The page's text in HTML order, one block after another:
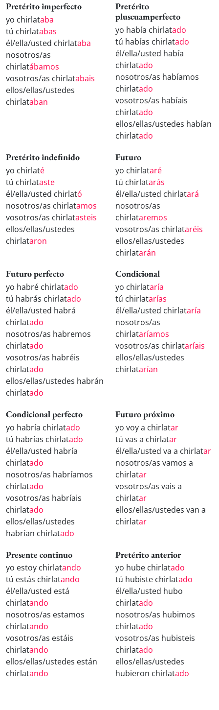
Pretérito imperfecto
yo chirlataba
tú chirlatabas
él/ella/usted chirlataba
nosotros/as
chirlatábamos
vosotros/as chirlatabais
ellos/ellas/ustedes
chirlataban
Pretérito
pluscuamperfecto
yo había chirlatado
tú habías chirlatado
él/ella/usted había
chirlatado
nosotros/as habíamos
chirlatado
vosotros/as habíais
chirlatado
ellos/ellas/ustedes habían
chirlatado
Pretérito indefinido
yo chirlaté
tú chirlataste
él/ella/usted chirlató
nosotros/as chirlatamos
vosotros/as chirlatasteis
ellos/ellas/ustedes
chirlataron
Futuro
yo chirlataré
tú chirlatarás
él/ella/usted chirlatará
nosotros/as
chirlataremos
vosotros/as chirlataréis
ellos/ellas/ustedes
chirlatarán
Futuro perfecto
yo habré chirlatado
tú habrás chirlatado
él/ella/usted habrá
chirlatado
nosotros/as habremos
chirlatado
vosotros/as habréis
chirlatado
ellos/ellas/ustedes habrán
chirlatado
Condicional
yo chirlataría
tú chirlatarías
él/ella/usted chirlataría
nosotros/as
chirlataríamos
vosotros/as chirlataríais
ellos/ellas/ustedes
chirlatarían
Condicional perfecto
yo habría chirlatado
tú habrías chirlatado
él/ella/usted habría
chirlatado
nosotros/as habríamos
chirlatado
vosotros/as habríais
chirlatado
ellos/ellas/ustedes
habrían chirlatado
Futuro próximo
yo voy a chirlatar
tú vas a chirlatar
él/ella/usted va a chirlatar
nosotros/as vamos a
chirlatar
vosotros/as vais a
chirlatar
ellos/ellas/ustedes van a
chirlatar
Presente continuo
yo estoy chirlatando
tú estás chirlatando
él/ella/usted está
chirlatando
nosotros/as estamos
chirlatando
vosotros/as estáis
chirlatando
ellos/ellas/ustedes están
chirlatando
Pretérito anterior
yo hube chirlatado
tú hubiste chirlatado
él/ella/usted hubo
chirlatado
nosotros/as hubimos
chirlatado
vosotros/as hubisteis
chirlatado
ellos/ellas/ustedes
hubieron chirlatado